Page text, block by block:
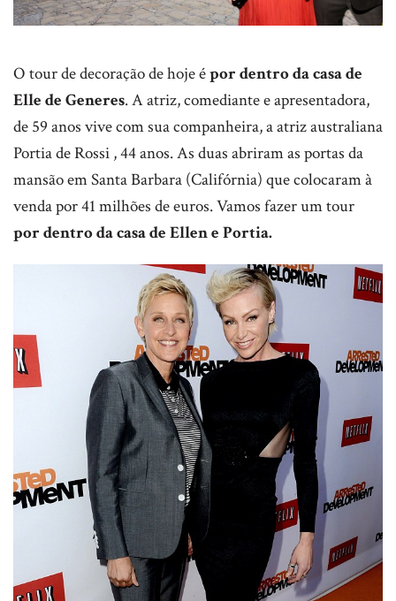
O tour de decoração de hoje épor dentro da casa de
Elle de Generes. A atriz, comediante e apresentadora,
de 59 anos vive com sua companheira, a atriz australiana
Portia de Rossi , 44 anos. As duas abriram as portas da
mansão em Santa Barbara (Califórnia) que colocaram à
venda por 41 milhões de euros. Vamos fazer um tour
por dentro da casa de Ellen e Portia.